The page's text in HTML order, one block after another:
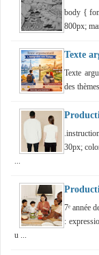
body {
800px;
Texte
Texte
des
30px;
7ᵉ année
:
u ...